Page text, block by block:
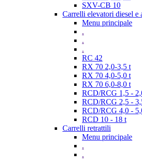
SXV-CB 10
Carrelli elevatori diesel e
Menu principale
.
.
.
RC 42
RX 70 2,0-3,5 t
RX 70 4,0-5,0 t
RX 70 6,0-8,0 t
RCD/RCG 1,5 -
RCD/RCG 2,5 -
RCD/RCG 4,0 -
RCD 10 - 18 t
Carrelli retrattili
Menu principale
.
.